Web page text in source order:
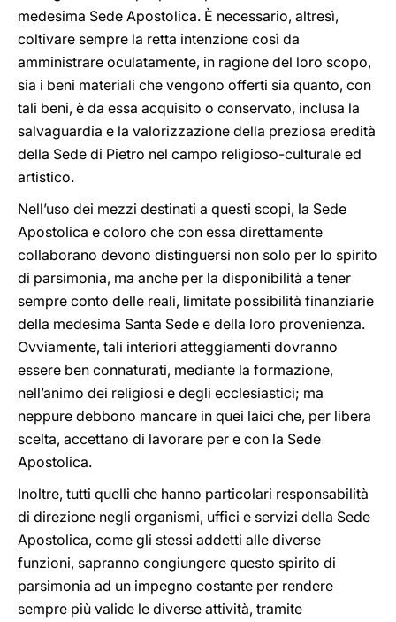
medesima Sede Apostolica. È necessario, altresì,
coltivare sempre la retta intenzione così da
amministrare oculatamente, in ragione del loro scopo,
sia i beni materiali che vengono offerti sia quanto, con
tali beni, è da essa acquisito o conservato, inclusa la
salvaguardia e la valorizzazione della preziosa eredità
della Sede di Pietro nel campo religioso-culturale ed
artistico.
Nell’uso dei mezzi destinati a questi scopi, la Sede
Apostolica e coloro che con essa direttamente
collaborano devono distinguersi non solo per lo spirito
di parsimonia, ma anche per la disponibilità a tener
sempre conto delle reali, limitate possibilità finanziarie
della medesima Santa Sede e della loro provenienza.
Ovviamente, tali interiori atteggiamenti dovranno
essere ben connaturati, mediante la formazione,
nell’animo dei religiosi e degli ecclesiastici; ma
neppure debbono mancare in quei laici che, per libera
scelta, accettano di lavorare per e con la Sede
Apostolica.
Inoltre, tutti quelli che hanno particolari responsabilità
di direzione negli organismi, uffici e servizi della Sede
Apostolica, come gli stessi addetti alle diverse
funzioni, sapranno congiungere questo spirito di
parsimonia ad un impegno costante per rendere
sempre più valide le diverse attività, tramite